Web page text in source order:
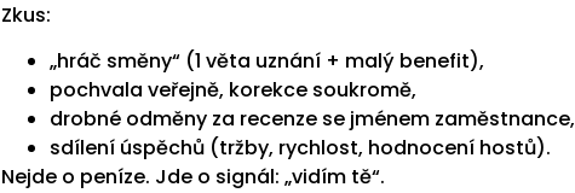
Zkus:
„hráč směny“ (1 věta uznání + malý benefit),
pochvala veřejně, korekce soukromě,
drobné odměny za recenze se jménem zaměstnance,
sdílení úspěchů (tržby, rychlost, hodnocení hostů).
Nejde o peníze. Jde o signál: „vidím tě“.